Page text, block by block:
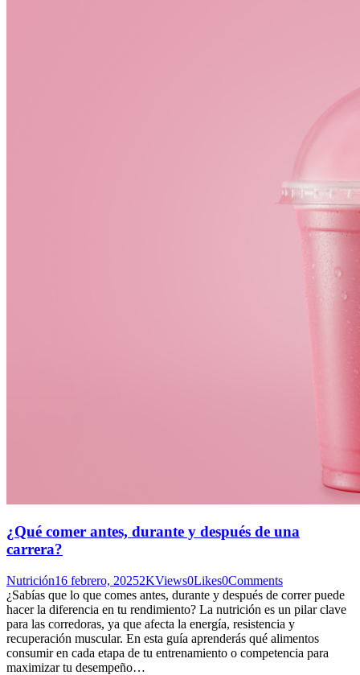
¿Qué comer antes, durante y después de una
carrera?
Nutrición16 febrero, 20252KViews0Likes0Comments
¿Sabías que lo que comes antes, durante y después de correr puede
hacer la diferencia en tu rendimiento? La nutrición es un pilar clave
para las corredoras, ya que afecta la energía, resistencia y
recuperación muscular. En esta guía aprenderás qué alimentos
consumir en cada etapa de tu entrenamiento o competencia para
maximizar tu desempeño…